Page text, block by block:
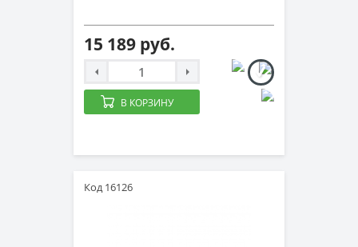
15 189 руб.
В КОРЗИНУ
Код 16126